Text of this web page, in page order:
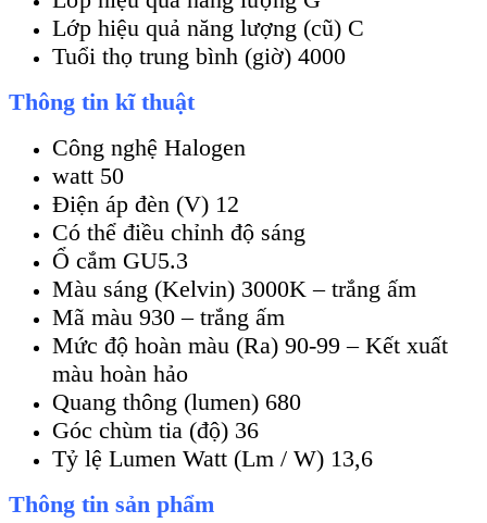
Lớp hiệu quả năng lượng (cũ) C
Tuổi thọ trung bình (giờ) 4000
Thông tin kĩ thuật
Công nghệ Halogen
watt 50
Điện áp đèn (V) 12
Có thể điều chỉnh độ sáng
Ổ cắm GU5.3
Màu sáng (Kelvin) 3000K – trắng ấm
Mã màu 930 – trắng ấm
Mức độ hoàn màu (Ra) 90-99 – Kết xuất
màu hoàn hảo
Quang thông (lumen) 680
Góc chùm tia (độ) 36
Tỷ lệ Lumen Watt (Lm / W) 13,6
Thông tin sản phẩm